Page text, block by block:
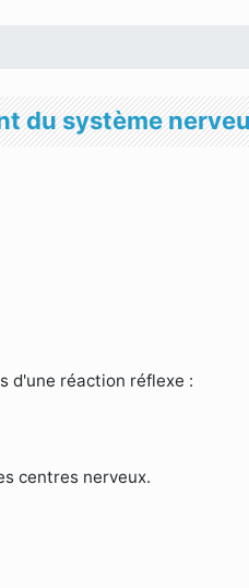
du système
d'une réaction réflexe :
centres nerveux.